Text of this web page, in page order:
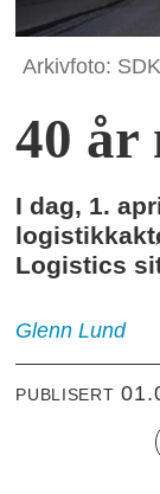
Arkivfoto:
40 år
I dag, 1.
Logistics
Glenn Lund
PUBLISERT